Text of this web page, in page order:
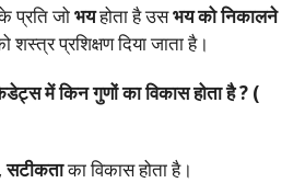
प्रति जोभयहोता है उसभय को निकालने
प्रशिक्षण दिया जाता है।
में किन गुणों का विकास होता है ? (
सटीकताका विकास होता है।